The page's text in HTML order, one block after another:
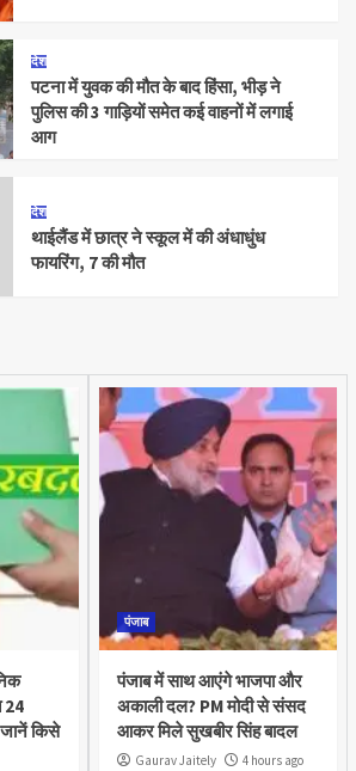
देश
पटना में युवक की मौत के बाद हिंसा, भीड़ ने
पुलिस की 3 गाड़ियों समेत कई वाहनों में लगाई
आग
देश
थाईलैंड में छात्र ने स्कूल में की अंधाधुंध
फायरिंग, 7 की मौत
24
किसे
पंजाब
पंजाब में साथ आएंगे भाजपा और
अकाली दल? PM मोदी से संसद
आकर मिले सुखबीर सिंह बादल
Gaurav Jaitely
4 hours ago